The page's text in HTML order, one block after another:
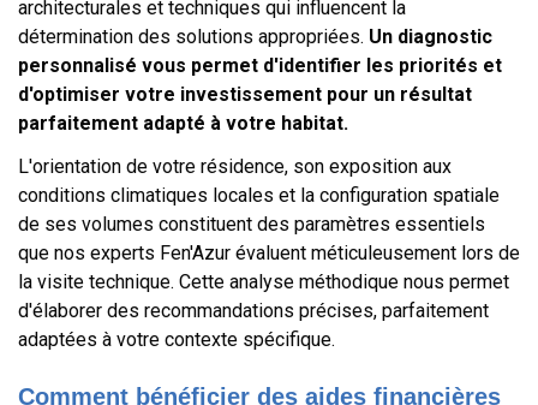
architecturales et techniques qui influencent la
détermination des solutions appropriées. Un diagnostic
personnalisé vous permet d'identifier les priorités et
d'optimiser votre investissement pour un résultat
parfaitement adapté à votre habitat.
L'orientation de votre résidence, son exposition aux
conditions climatiques locales et la configuration spatiale
de ses volumes constituent des paramètres essentiels
que nos experts Fen'Azur évaluent méticuleusement lors de
la visite technique. Cette analyse méthodique nous permet
d'élaborer des recommandations précises, parfaitement
adaptées à votre contexte spécifique.
Comment bénéficier des aides financières